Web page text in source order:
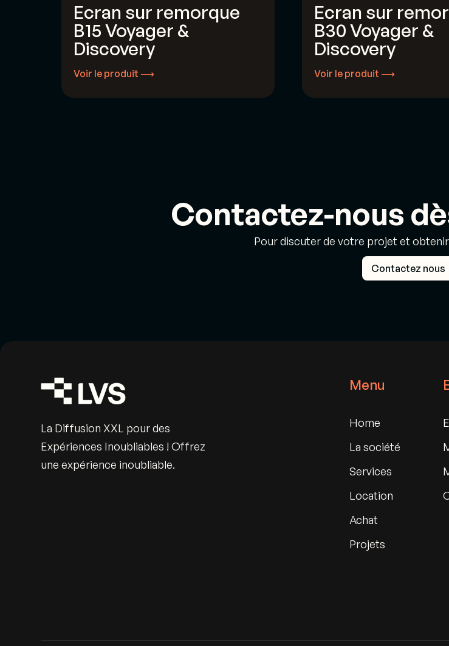
Ecran sur remorque
B15 Voyager &
Discovery
Voir le produit ⟶
Ecran sur
B30 Voyager &
Discovery
Voir le produit ⟶
Contactez-nous
Pour discuter de votre projet et
Contactez nous
Contactez nous
La Diffusion XXL pour des
Expériences Inoubliables ! Offrez
une expérience inoubliable.
Menu
Home
La société
Services
Location
Achat
Projets